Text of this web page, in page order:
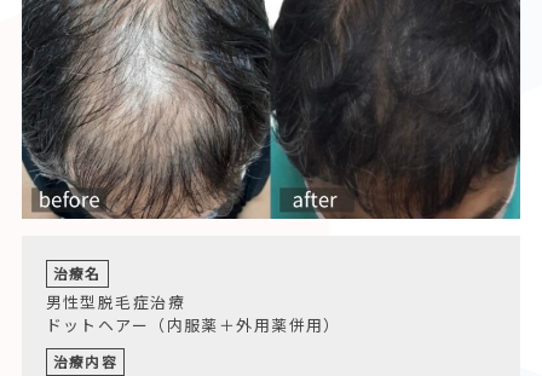
治療名
男性型脱毛症治療
ドットヘアー（内服薬＋外用薬併用）
治療内容